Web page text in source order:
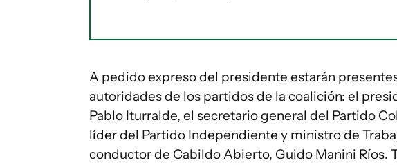
A pedido expreso del presidente estarán
autoridades de los partidos de la coalición: el
Pablo Iturralde, el secretario general del Partido
líder del Partido Independiente y ministro de
conductor de Cabildo Abierto, Guido Manini Ríos.